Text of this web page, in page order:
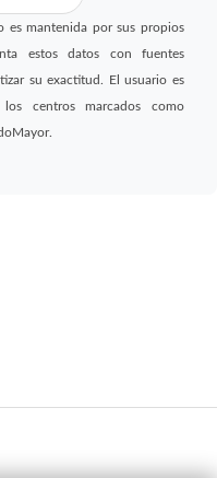
es mantenida por sus propios
estos datos con fuentes
su exactitud. El usuario es
centros marcados como